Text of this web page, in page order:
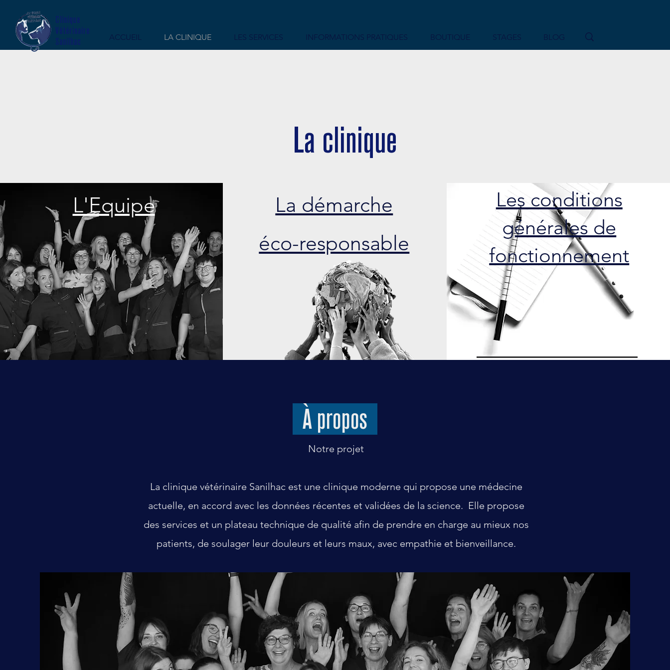
Clinique
Vétérinaire
Sanilhac
ACCUEIL LA CLINIQUE LES SERVICES INFORMATIONS PRATIQUES BOUTIQUE STAGES BLOG
La clinique
L'Equipe
La démarche
éco-responsable
Les conditions
générales de
fonctionnement
À propos
Notre projet
La clinique vétérinaire Sanilhac est une clinique moderne qui propose une médecine
actuelle, en accord avec les données récentes et validées de la science. Elle propose
des services et un plateau technique de qualité afin de prendre en charge au mieux nos
patients, de soulager leur douleurs et leurs maux, avec empathie et bienveillance.